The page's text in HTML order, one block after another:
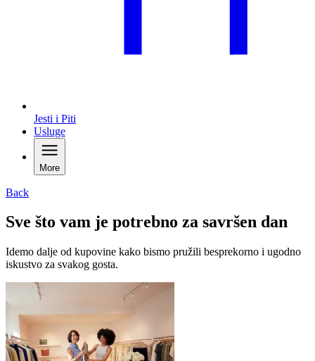
Jesti i Piti
Usluge
More
Back
Sve što vam je potrebno za savršen dan
Idemo dalje od kupovine kako bismo pružili besprekorno i ugodno
iskustvo za svakog gosta.